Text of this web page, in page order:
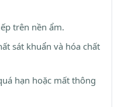
trên nền ẩm.
sát khuẩn và hóa chất
hạn hoặc mất thông